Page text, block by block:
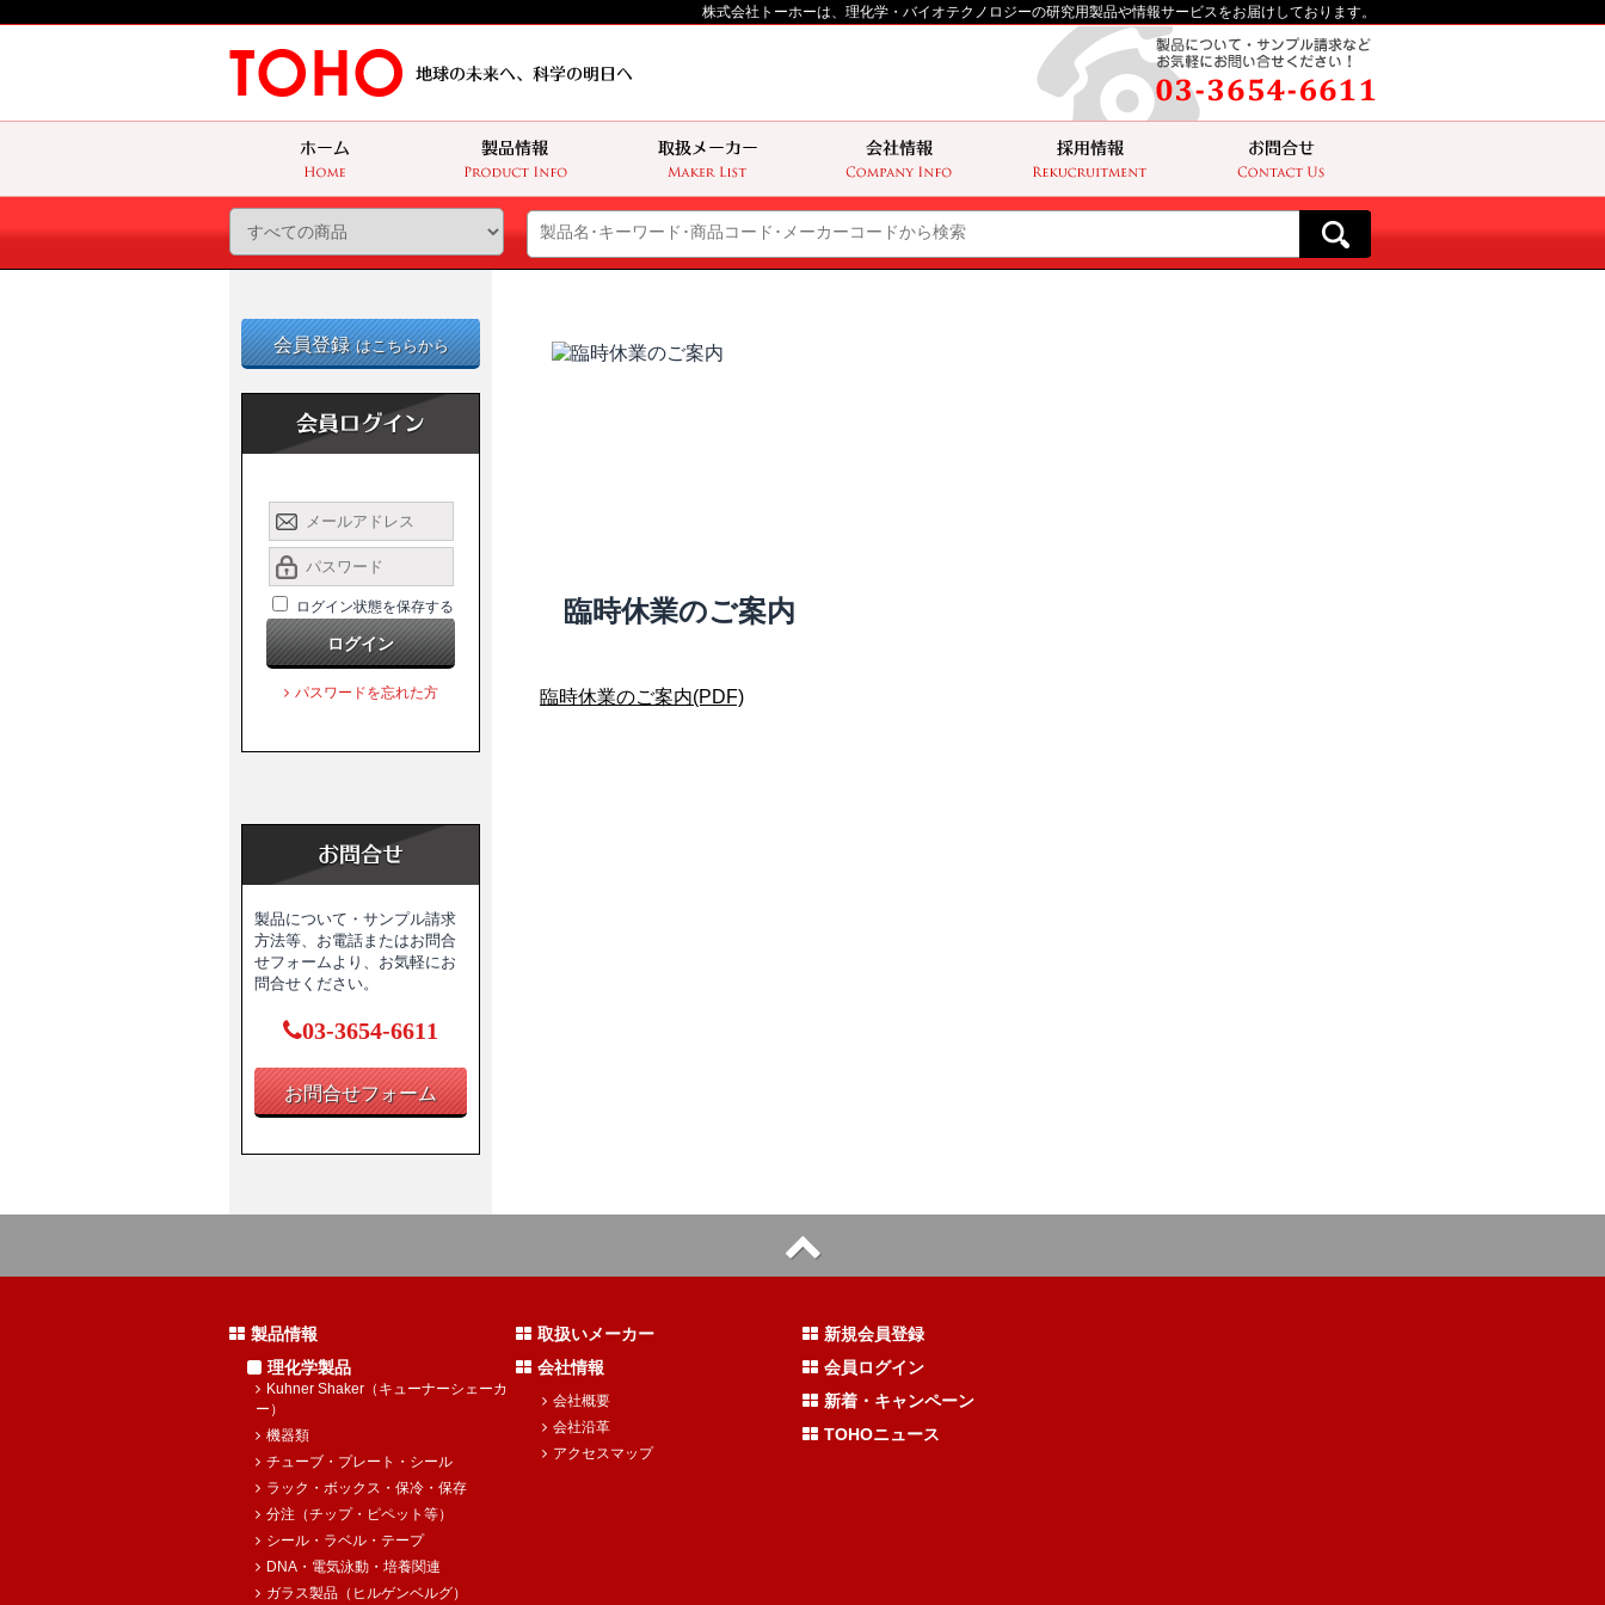
株式会社トーホーは、理化学・バイオテクノロジーの研究用製品や情報サービスをお届けしております。
会員登録 はこちらから
ログイン状態を保存する
ログイン
パスワードを忘れた方
製品について・サンプル請求
方法等、お電話またはお問合
せフォームより、お気軽にお
問合せください。
03-3654-6611
お問合せフォーム
臨時休業のご案内
臨時休業のご案内(PDF)
製品情報
理化学製品
Kuhner Shaker（キューナーシェーカ
ー）
機器類
チューブ・プレート・シール
ラック・ボックス・保冷・保存
分注（チップ・ピペット等）
シール・ラベル・テープ
DNA・電気泳動・培養関連
ガラス製品（ヒルゲンベルグ）
取扱いメーカー
会社情報
会社概要
会社沿革
アクセスマップ
新規会員登録
会員ログイン
新着・キャンペーン
TOHOニュース